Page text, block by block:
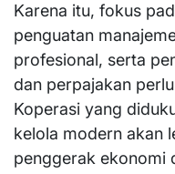
Karena itu, fokus
penguatan
profesional, serta
dan perpajakan
Koperasi yang
kelola modern akan
penggerak ekonomi